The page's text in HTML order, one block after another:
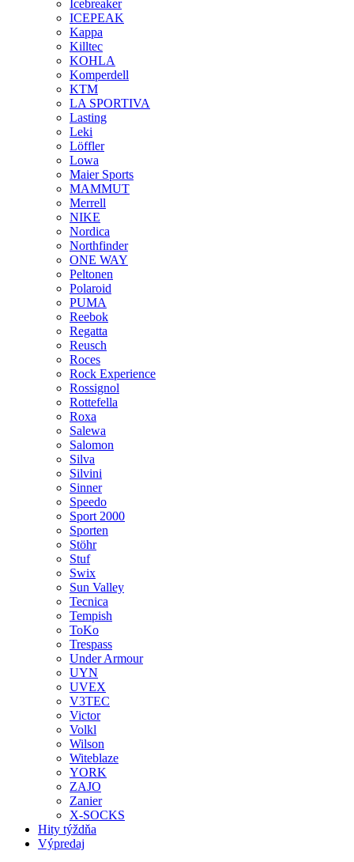
Icebreaker
ICEPEAK
Kappa
Killtec
KOHLA
Komperdell
KTM
LA SPORTIVA
Lasting
Leki
Löffler
Lowa
Maier Sports
MAMMUT
Merrell
NIKE
Nordica
Northfinder
ONE WAY
Peltonen
Polaroid
PUMA
Reebok
Regatta
Reusch
Roces
Rock Experience
Rossignol
Rottefella
Roxa
Salewa
Salomon
Silva
Silvini
Sinner
Speedo
Sport 2000
Sporten
Stöhr
Stuf
Swix
Sun Valley
Tecnica
Tempish
ToKo
Trespass
Under Armour
UYN
UVEX
V3TEC
Victor
Volkl
Wilson
Witeblaze
YORK
ZAJO
Zanier
X-SOCKS
Hity týždňa
Výpredaj